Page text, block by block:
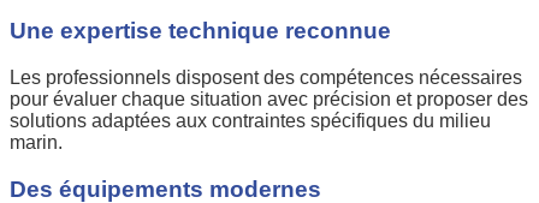
Une expertise technique reconnue
Les professionnels disposent des compétences nécessaires
pour évaluer chaque situation avec précision et proposer des
solutions adaptées aux contraintes spécifiques du milieu
marin.
Des équipements modernes